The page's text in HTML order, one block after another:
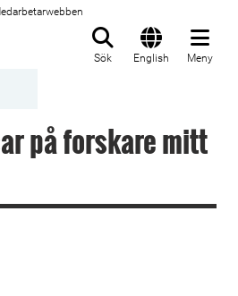
Sök English Meny
på forskare mitt